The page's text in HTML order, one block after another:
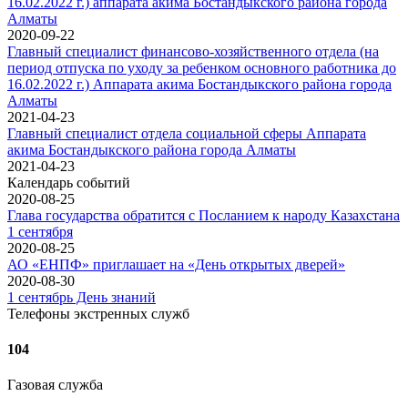
Алматы
2020-09-22
Главный специалист финансово-хозяйственного отдела (на
период отпуска по уходу за ребенком основного работника до
16.02.2022 г.) Аппарата акима Бостандыкского района города
Алматы
2021-04-23
Главный специалист отдела социальной сферы Аппарата
акима Бостандыкского района города Алматы
2021-04-23
Календарь событий
2020-08-25
Глава государства обратится с Посланием к народу Казахстана
1 сентября
2020-08-25
АО «ЕНПФ» приглашает на «День открытых дверей»
2020-08-30
1 сентябрь День знаний
Телефоны экстренных служб
104
Газовая служба